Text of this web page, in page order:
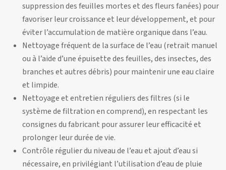
suppression des feuilles mortes et des fleurs fanées) pour
favoriser leur croissance et leur développement, et pour
éviter l’accumulation de matière organique dans l’eau.
Nettoyage fréquent de la surface de l’eau (retrait manuel
ou à l’aide d’une épuisette des feuilles, des insectes, des
branches et autres débris) pour maintenir une eau claire
et limpide.
Nettoyage et entretien réguliers des filtres (si le
système de filtration en comprend), en respectant les
consignes du fabricant pour assurer leur efficacité et
prolonger leur durée de vie.
Contrôle régulier du niveau de l’eau et ajout d’eau si
nécessaire, en privilégiant l’utilisation d’eau de pluie